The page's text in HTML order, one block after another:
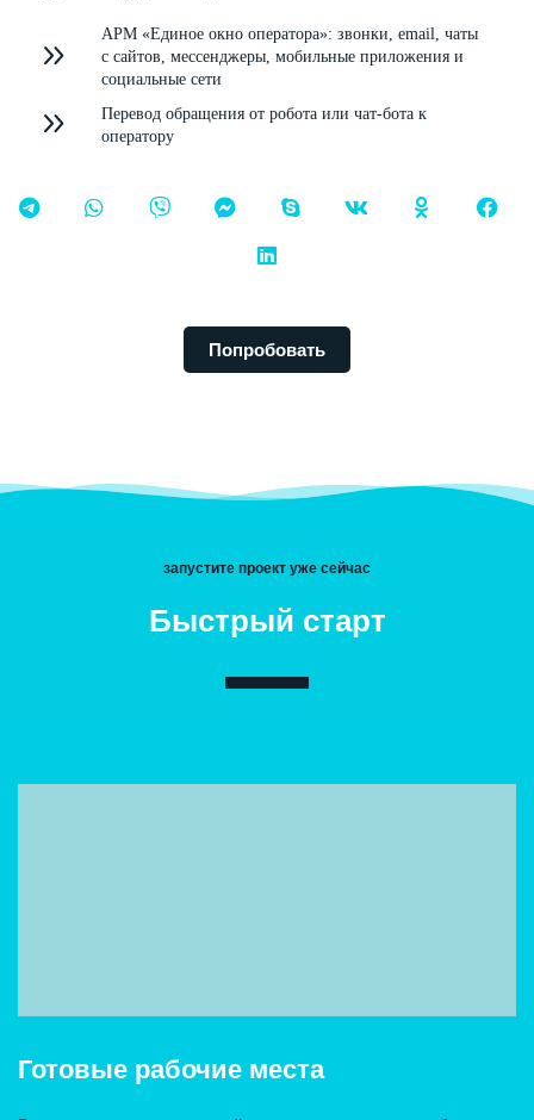
АРМ «Единое окно оператора»: звонки, еmail, чаты
с сайтов, мессенджеры, мобильные приложения и
социальные сети
Перевод обращения от робота или чат-бота к
оператору
Попробовать
запустите проект уже сейчас
Быстрый старт
Готовые рабочие места